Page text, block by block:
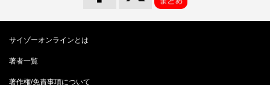
サイゾーオンラインとは
著者一覧
著作権/免責事項について